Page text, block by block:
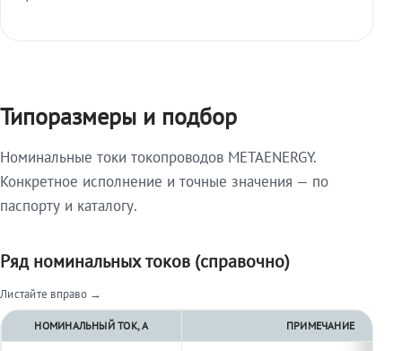
Типоразмеры и подбор
Номинальные токи токопроводов METAENERGY.
Конкретное исполнение и точные значения — по
паспорту и каталогу.
Ряд номинальных токов (справочно)
Листайте вправо →
НОМИНАЛЬНЫЙ ТОК, А ПРИМЕЧАНИЕ